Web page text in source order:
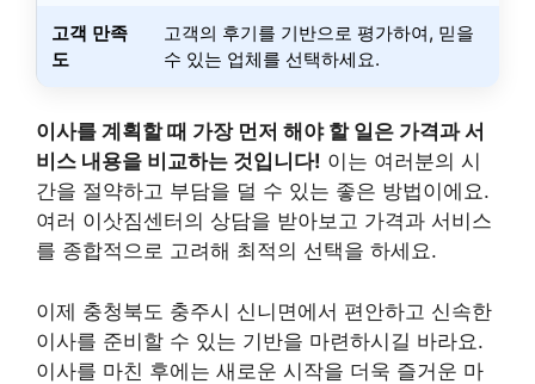
고객 만족
도
고객의 후기를 기반으로 평가하여, 믿을
수 있는 업체를 선택하세요.
이사를 계획할 때 가장 먼저 해야 할 일은 가격과 서
비스 내용을 비교하는 것입니다! 이는 여러분의 시
간을 절약하고 부담을 덜 수 있는 좋은 방법이에요.
여러 이삿짐센터의 상담을 받아보고 가격과 서비스
를 종합적으로 고려해 최적의 선택을 하세요.
이제 충청북도 충주시 신니면에서 편안하고 신속한
이사를 준비할 수 있는 기반을 마련하시길 바라요.
이사를 마친 후에는 새로운 시작을 더욱 즐거운 마